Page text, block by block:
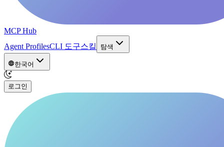
MCP Hub
Agent ProfilesCLI 도구스킬 탐색
한국어
로그인